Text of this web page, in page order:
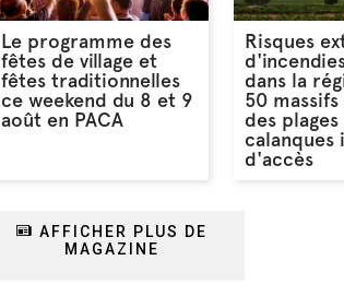
Le programme des
fêtes de village et
fêtes traditionnelles
ce weekend du 8 et 9
août en PACA
Risques
dans la
50
des
calanques
d'accès
AFFICHER PLUS DE
MAGAZINE